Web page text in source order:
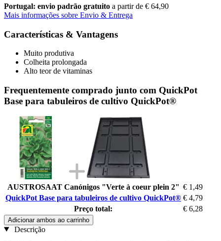
Portugal: envio padrão gratuito a partir de € 64,90
Mais informações sobre Envio & Entrega
Características & Vantagens
Muito produtiva
Colheita prolongada
Alto teor de vitaminas
Frequentemente comprado junto com QuickPot
Base para tabuleiros de cultivo QuickPot®
AUSTROSAAT Canónigos "Verte à coeur plein 2" € 1,49
QuickPot Base para tabuleiros de cultivo QuickPot® € 4,79
Preço total:
€ 6,28
Adicionar ambos ao carrinho
Descrição